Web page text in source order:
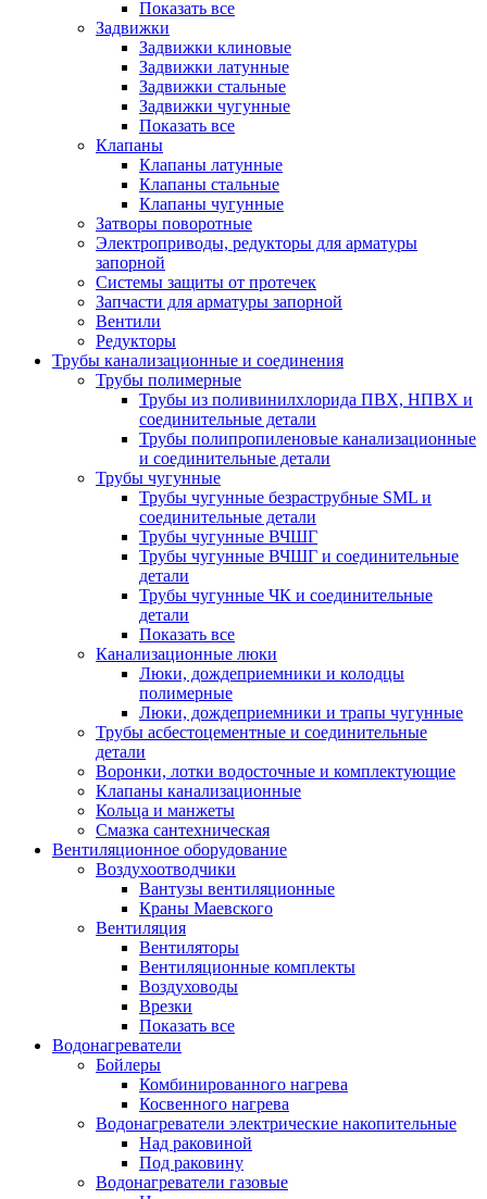
Показать все
Задвижки
Задвижки клиновые
Задвижки латунные
Задвижки стальные
Задвижки чугунные
Показать все
Клапаны
Клапаны латунные
Клапаны стальные
Клапаны чугунные
Затворы поворотные
Электроприводы, редукторы для арматуры
запорной
Системы защиты от протечек
Запчасти для арматуры запорной
Вентили
Редукторы
Трубы канализационные и соединения
Трубы полимерные
Трубы из поливинилхлорида ПВХ, НПВХ и
соединительные детали
Трубы полипропиленовые канализационные
и соединительные детали
Трубы чугунные
Трубы чугунные безраструбные SML и
соединительные детали
Трубы чугунные ВЧШГ
Трубы чугунные ВЧШГ и соединительные
детали
Трубы чугунные ЧК и соединительные
детали
Показать все
Канализационные люки
Люки, дождеприемники и колодцы
полимерные
Люки, дождеприемники и трапы чугунные
Трубы асбестоцементные и соединительные
детали
Воронки, лотки водосточные и комплектующие
Клапаны канализационные
Кольца и манжеты
Смазка сантехническая
Вентиляционное оборудование
Воздухоотводчики
Вантузы вентиляционные
Краны Маевского
Вентиляция
Вентиляторы
Вентиляционные комплекты
Воздуховоды
Врезки
Показать все
Водонагреватели
Бойлеры
Комбинированного нагрева
Косвенного нагрева
Водонагреватели электрические накопительные
Над раковиной
Под раковину
Водонагреватели газовые